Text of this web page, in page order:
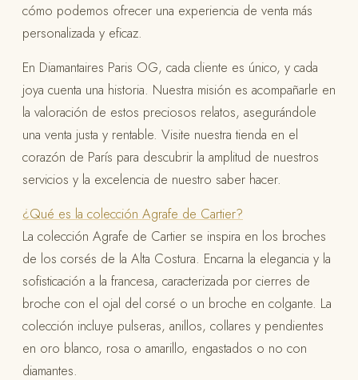
cómo podemos ofrecer una experiencia de venta más
personalizada y eficaz.
En Diamantaires Paris OG, cada cliente es único, y cada
joya cuenta una historia. Nuestra misión es acompañarle en
la valoración de estos preciosos relatos, asegurándole
una venta justa y rentable. Visite nuestra tienda en el
corazón de París para descubrir la amplitud de nuestros
servicios y la excelencia de nuestro saber hacer.
¿Qué es la colección Agrafe de Cartier?
La colección Agrafe de Cartier se inspira en los broches
de los corsés de la Alta Costura. Encarna la elegancia y la
sofisticación a la francesa, caracterizada por cierres de
broche con el ojal del corsé o un broche en colgante. La
colección incluye pulseras, anillos, collares y pendientes
en oro blanco, rosa o amarillo, engastados o no con
diamantes.